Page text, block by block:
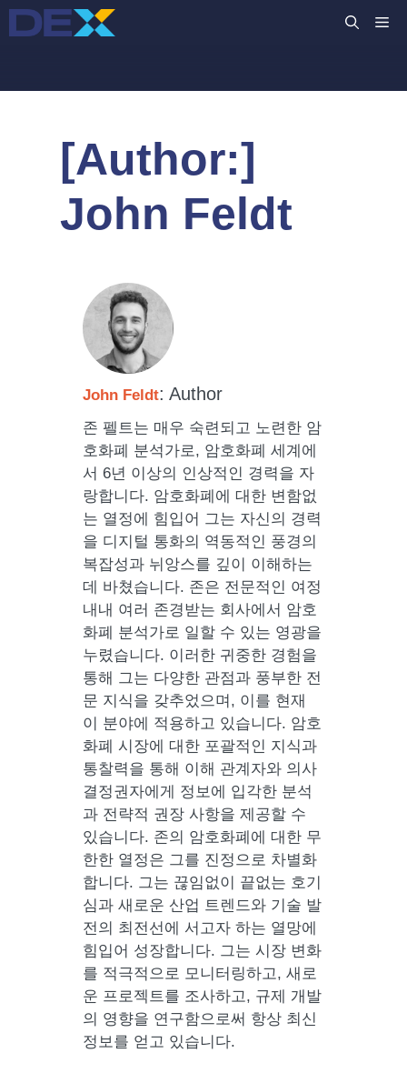
컨
텐
[Author:]
John Feldt
John Feldt: Author
존 펠트는 매우 숙련되고 노련한 암
호화폐 분석가로, 암호화폐 세계에
서 6년 이상의 인상적인 경력을 자
랑합니다. 암호화폐에 대한 변함없
는 열정에 힘입어 그는 자신의 경력
을 디지털 통화의 역동적인 풍경의
복잡성과 뉘앙스를 깊이 이해하는
데 바쳤습니다. 존은 전문적인 여정
내내 여러 존경받는 회사에서 암호
화폐 분석가로 일할 수 있는 영광을
누렸습니다. 이러한 귀중한 경험을
통해 그는 다양한 관점과 풍부한 전
문 지식을 갖추었으며, 이를 현재
이 분야에 적용하고 있습니다. 암호
화폐 시장에 대한 포괄적인 지식과
통찰력을 통해 이해 관계자와 의사
결정권자에게 정보에 입각한 분석
과 전략적 권장 사항을 제공할 수
있습니다. 존의 암호화폐에 대한 무
한한 열정은 그를 진정으로 차별화
합니다. 그는 끊임없이 끝없는 호기
심과 새로운 산업 트렌드와 기술 발
전의 최전선에 서고자 하는 열망에
힘입어 성장합니다. 그는 시장 변화
를 적극적으로 모니터링하고, 새로
운 프로젝트를 조사하고, 규제 개발
의 영향을 연구함으로써 항상 최신
정보를 얻고 있습니다.